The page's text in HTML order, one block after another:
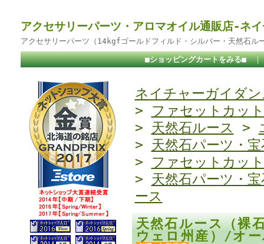
アクセサリーパーツ・アロマオイル通販店-ネ
アクセサリーパーツ（14kgfゴールドフィルド・シルバー・天然石ル
■ショッピングカートをみる■
ネイチャーガイダン
> ファセットカット
> 天然石ルース >
> 天然石パーツ・
> ファセットカット
> 天然石パーツ・
ース
天然石ルース（裸
ウェロ州産）/オ